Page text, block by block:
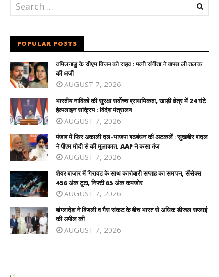
POPULAR POSTS
तमिलनाडु के सीएम विजय को राहत : पत्नी संगीता ने वापस ली तलाक
की अर्जी
AUGUST 7, 2026
भारतीय नाविकों की सुरक्षा सर्वोच्च प्राथमिकता, खाड़ी क्षेत्र में 24 घंटे
हेल्पलाइन सक्रिय : विदेश मंत्रालय
AUGUST 7, 2026
पंजाब में फिर अकाली दल-भाजपा गठबंधन की अटकलें : सुखबीर बादल
ने पीएम मोदी से की मुलाकात, AAP ने कसा तंज
AUGUST 7, 2026
शेयर बाजार में गिरावट के साथ कारोबारी सप्ताह का समापन, सेंसेक्स
456 अंक टूटा, निफ्टी 65 अंक कमजोर
AUGUST 7, 2026
बांग्लादेश ने बिजली व गैस संकट के बीच भारत से अधिक डीजल सप्लाई
की अपील की
AUGUST 7, 2026